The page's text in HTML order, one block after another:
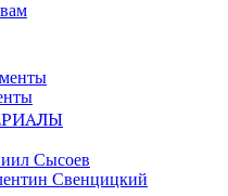
Сысоев
Свенцицкий